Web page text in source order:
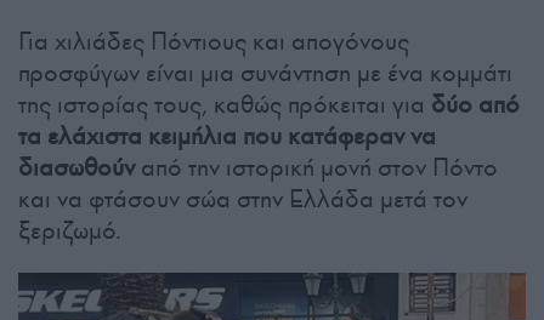
Για χιλιάδες Πόντιους και απογόνους
προσφύγων είναι μια συνάντηση με ένα κομμάτι
της ιστορίας τους, καθώς πρόκειται για δύο από
τα ελάχιστα κειμήλια που κατάφεραν να
διασωθούναπό την ιστορική μονή στον Πόντο
και να φτάσουν σώα στην Ελλάδα μετά τον
ξεριζωμό.